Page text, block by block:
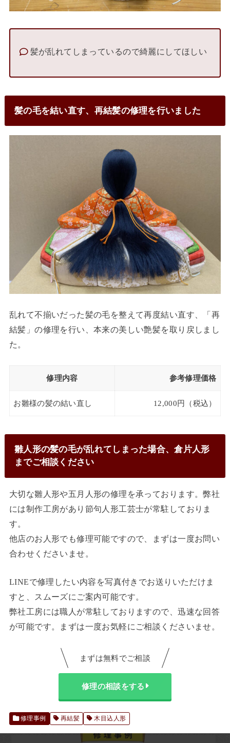
髪が乱れてしまっているので綺麗にしてほしい
髪の毛を結い直す、再結髪の修理を行いました
乱れて不揃いだった髪の毛を整えて再度結い直す、「再
結髪」の修理を行い、本来の美しい艶髪を取り戻しまし
た。
修理内容 参考修理価格
お雛様の髪の結い直し 12,000円（税込）
雛人形の髪の毛が乱れてしまった場合、倉片人形
までご相談ください
大切な雛人形や五月人形の修理を承っております。弊社
には制作工房があり節句人形工芸士が常駐しておりま
す。
他店のお人形でも修理可能ですので、まずは一度お問い
合わせくださいませ。
LINEで修理したい内容を写真付きでお送りいただけま
すと、スムーズにご案内可能です。
弊社工房には職人が常駐しておりますので、迅速な回答
が可能です。まずは一度お気軽にご相談くださいませ。
まずは無料でご相談
修理の相談をする
修理事例 再結髪 木目込人形